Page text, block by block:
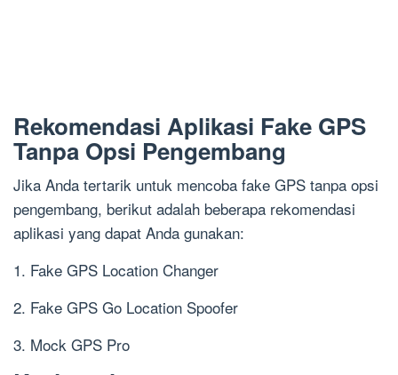
Rekomendasi Aplikasi Fake GPS
Tanpa Opsi Pengembang
Jika Anda tertarik untuk mencoba fake GPS tanpa opsi
pengembang, berikut adalah beberapa rekomendasi
aplikasi yang dapat Anda gunakan:
1. Fake GPS Location Changer
2. Fake GPS Go Location Spoofer
3. Mock GPS Pro